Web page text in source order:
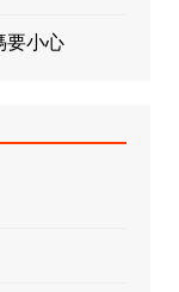
要小心